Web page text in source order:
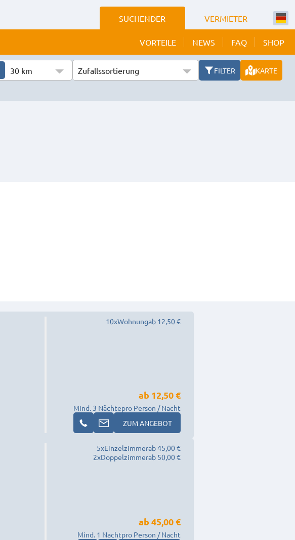
SUCHENDER VERMIETER
VORTEILE NEWS FAQ SHOP
30 km Zufallssortierung FILTER
KARTE
10xWohnungab 12,50 €
Mind. 3 Nächte
ab 12,50 €
pro Person / Nacht
ZUM ANGEBOT
5xEinzelzimmerab 45,00 €
2xDoppelzimmerab 50,00 €
Mind. 1 Nacht
ab 45,00 €
pro Person / Nacht